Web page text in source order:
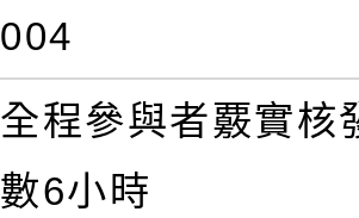
004
全程參與者覈實核
數6小時